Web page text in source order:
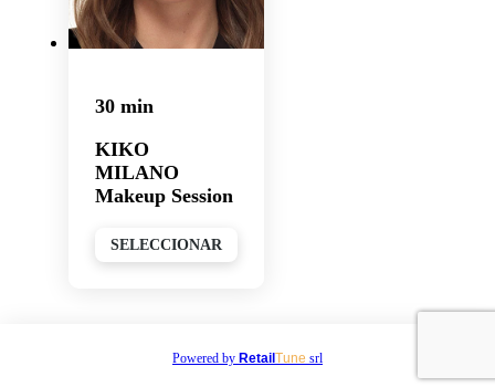
30 min
KIKO
MILANO
Makeup Session
SELECCIONAR
Powered by Retail Tune srl